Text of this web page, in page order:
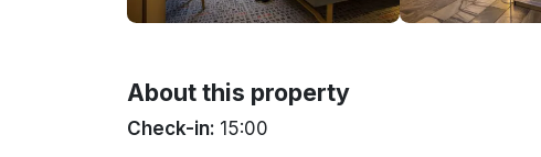
About this property
Check-in: 15:00